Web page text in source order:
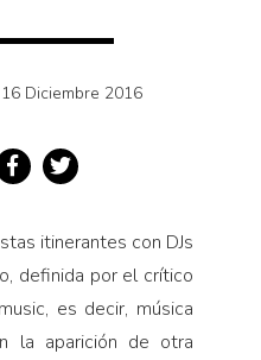
Diciembre 2016
itinerantes con DJs
definida por el crítico
es decir, música
la aparición de otra